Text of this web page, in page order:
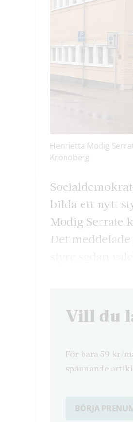
Henrietta Modig
Kronoberg
bilda ett nytt
Modig Serrate
Det
Vill du
För bara 59 kr/
spännande
BÖRJA